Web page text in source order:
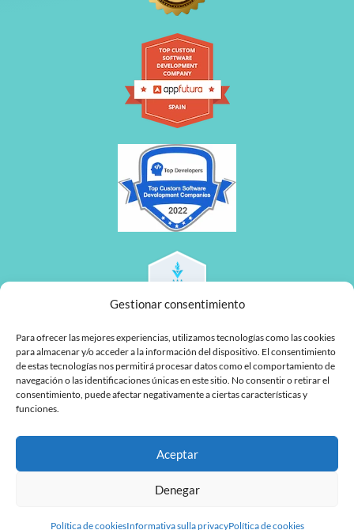
Gestionar consentimiento
Para ofrecer las mejores experiencias, utilizamos tecnologías como las cookies
para almacenar y/o acceder a la información del dispositivo. El consentimiento
de estas tecnologías nos permitirá procesar datos como el comportamiento de
navegación o las identificaciones únicas en este sitio. No consentir o retirar el
consentimiento, puede afectar negativamente a ciertas características y
funciones.
Aceptar
Denegar
Política de cookiesInformativa sulla privacyPolítica de cookies
L
i
n
k
a
e